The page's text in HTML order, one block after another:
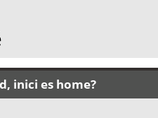
inici es home?